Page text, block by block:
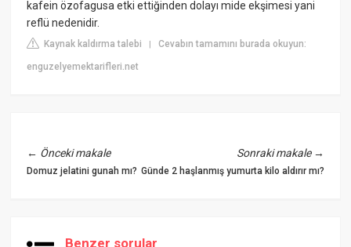
kafein özofagusa etki ettiğinden dolayı mide ekşimesi yani
reflü nedenidir.
Kaynak kaldırma talebi |Cevabın tamamını burada okuyun:
enguzelyemektarifleri.net
← Önceki makale
Domuz jelatini gunah mı?
Sonraki makale→
Günde 2 haşlanmış yumurta kilo aldırır mı?
Benzer sorular